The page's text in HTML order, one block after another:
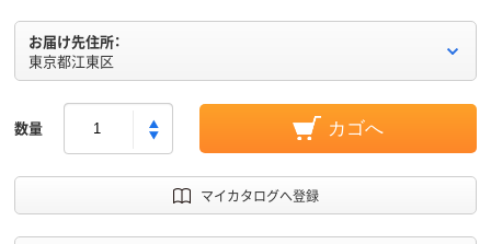
お届け先住所：
東京都江東区
数量 カゴへ
マイカタログへ登録